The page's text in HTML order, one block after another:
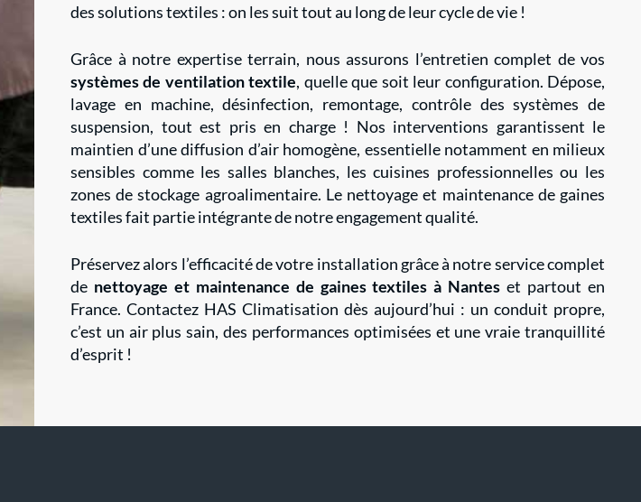
des solutions textiles : on les suit tout au long de leur cycle de vie !
Grâce à notre expertise terrain, nous assurons l’entretien complet de vos
systèmes de ventilation textile, quelle que soit leur configuration. Dépose,
lavage en machine, désinfection, remontage, contrôle des systèmes de
suspension, tout est pris en charge ! Nos interventions garantissent le
maintien d’une diffusion d’air homogène, essentielle notamment en milieux
sensibles comme les salles blanches, les cuisines professionnelles ou les
zones de stockage agroalimentaire. Le nettoyage et maintenance de gaines
textiles fait partie intégrante de notre engagement qualité.
Préservez alors l’efficacité de votre installation grâce à notre service complet
de nettoyage et maintenance de gaines textiles à Nantes et partout en
France. Contactez HAS Climatisation dès aujourd’hui : un conduit propre,
c’est un air plus sain, des performances optimisées et une vraie tranquillité
d’esprit !